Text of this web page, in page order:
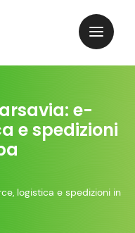
e-
e spedizioni
logistica e spedizioni in